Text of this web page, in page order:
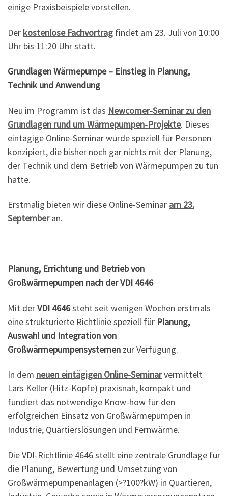
einige Praxisbeispiele vorstellen.
Der kostenlose Fachvortrag findet am 23. Juli von 10:00
Uhr bis 11:20 Uhr statt.
Grundlagen Wärmepumpe – Einstieg in Planung,
Technik und Anwendung
Neu im Programm ist das Newcomer-Seminar zu den
Grundlagen rund um Wärmepumpen-Projekte. Dieses
eintägige Online-Seminar wurde speziell für Personen
konzipiert, die bisher noch gar nichts mit der Planung,
der Technik und dem Betrieb von Wärmepumpen zu tun
hatte.
Erstmalig bieten wir diese Online-Seminar am 23.
Septemberan.
Planung, Errichtung und Betrieb von
Großwärmepumpen nach der VDI 4646
Mit derVDI 4646steht seit wenigen Wochen erstmals
eine strukturierte Richtlinie speziell für Planung,
Auswahl und Integration von
Großwärmepumpensystemen zur Verfügung.
In dem neuen eintägigen Online-Seminarvermittelt
Lars Keller (Hitz-Köpfe) praxisnah, kompakt und
fundiert das notwendige Know-how für den
erfolgreichen Einsatz von Großwärmepumpen in
Industrie, Quartierslösungen und Fernwärme.
Die VDI-Richtlinie 4646 stellt eine zentrale Grundlage für
die Planung, Bewertung und Umsetzung von
Großwärmepumpenanlagen (>?100?kW) in Quartieren,